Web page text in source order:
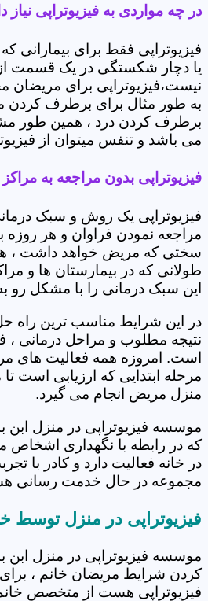
در چه مواردی به فیزیوتراپی نیاز
فیزیوتراپی فقط برای بیمارانی
یا دچار شکستگی در یک قسمت
نیست،فیزیوتراپی برای مریضان
به طور مثال برای برطرف کردن
برطرف کردن درد ، همین طور
می باشد و تنفس میتوان از
فیزیوتراپی بدون مراجعه به
فیزیوتراپی یک روش و سبک
مراجعه نمودن فراوان و هر روزه
سختی که مریض خواهد داشت ،
طولانی که در بیمارستان ها و
این سبک درمانی را با مشکل رو
در این شرایط مناسب ترین راه
نتیجه مطلوب و مراحل درمانی ،
است. امروزه همه فعالیت های
مرحله ابتدایی که ارزیابی است
منزل مریض انجام می گیرد.
موسسه فیزیوتراپی در منزل ابن
که در رابطه با نگهداری اشخاص
در خانه فعالیت دارد و کادر با
مجموعه در حال خدمت رسانی
فیزیوتراپی در منزل توسط
موسسه فیزیوتراپی در منزل ابن
کردن شرایط مریضان خانم ،
فیزیوتراپی هست از متخصص